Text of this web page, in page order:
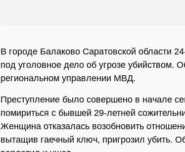
В городе Балаково Саратовской области
под уголовное дело об угрозе убийством.
региональном управлении МВД.
Преступление было совершено в начале
помириться с бывшей 29-летней
Женщина отказалась возобновить
вытащив гаечный ключ, пригрозил убить.